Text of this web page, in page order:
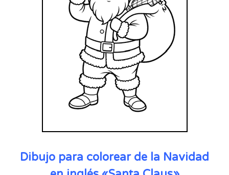
Dibujo para colorear de la Navidad